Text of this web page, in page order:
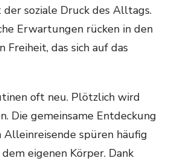
soziale Druck des Alltags.
Erwartungen rücken in den
das sich auf das
oft neu. Plötzlich wird
Die gemeinsame Entdeckung
spüren häufig
eigenen Körper. Dank